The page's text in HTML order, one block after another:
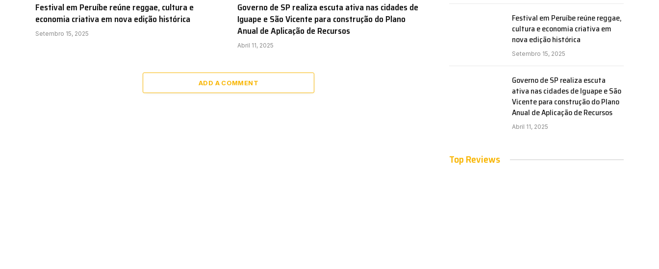
Festival em Peruíbe reúne reggae, cultura e
economia criativa em nova edição histórica
Setembro 15, 2025
Governo de SP realiza escuta ativa nas cidades de
Iguape e São Vicente para construção do Plano
Anual de Aplicação de Recursos
Abril 11, 2025
ADD A COMMENT
Festival em Peruíbe reúne reggae,
cultura e economia criativa em
nova edição histórica
Setembro 15, 2025
Governo de SP realiza escuta
ativa nas cidades de Iguape e São
Vicente para construção do Plano
Anual de Aplicação de Recursos
Abril 11, 2025
Top Reviews